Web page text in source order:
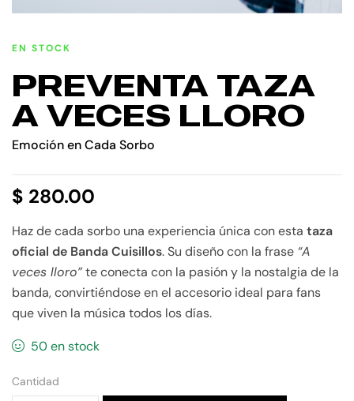
EN STOCK
PREVENTA TAZA
A VECES LLORO
Emoción en Cada Sorbo
$ 280.00
Haz de cada sorbo una experiencia única con esta taza
oficial de Banda Cuisillos. Su diseño con la frase “A
veces lloro”te conecta con la pasión y la nostalgia de la
banda, convirtiéndose en el accesorio ideal para fans
que viven la música todos los días.
50 en stock
Cantidad